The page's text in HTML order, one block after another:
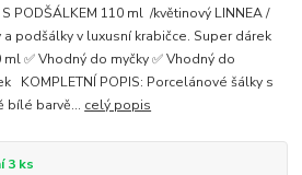
S PODŠÁLKEM 110 ml /květinový LINNEA /
podšálky v luxusní krabičce. Super dárek
✅ Vhodný do myčky ✅ Vhodný do
KOMPLETNÍ POPIS: Porcelánové šálky s
bílé barvě... celý popis
3 ks